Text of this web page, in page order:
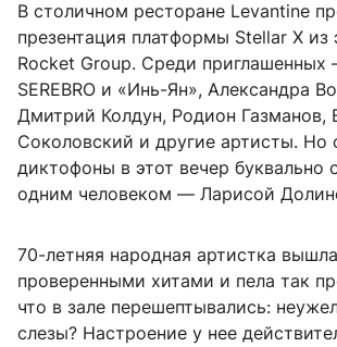
В столичном ресторане Levantine
презентация платформы Stellar X из
Rocket Group. Среди приглашенных
SEREBRO и «Инь-Ян», Александра
Дмитрий Колдун, Родион Газманов,
Соколовский и другие артисты. Но
диктофоны в этот вечер буквально
одним человеком — Ларисой
70-летняя народная артистка
проверенными хитами и пела так
что в зале перешептывались:
слезы? Настроение у нее